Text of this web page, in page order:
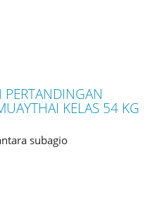
KELAS 54 KG
subagio